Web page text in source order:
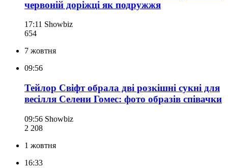
червоній доріжці як подружжя
17:11 Showbiz
654
7 жовтня
09:56
Тейлор Свіфт обрала дві розкішні сукні для
весілля Селени Гомес: фото образів співачки
09:56 Showbiz
2 208
1 жовтня
16:33